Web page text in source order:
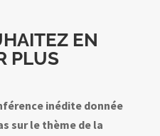
EN
PLUS
inédite donnée
sur le thème de la